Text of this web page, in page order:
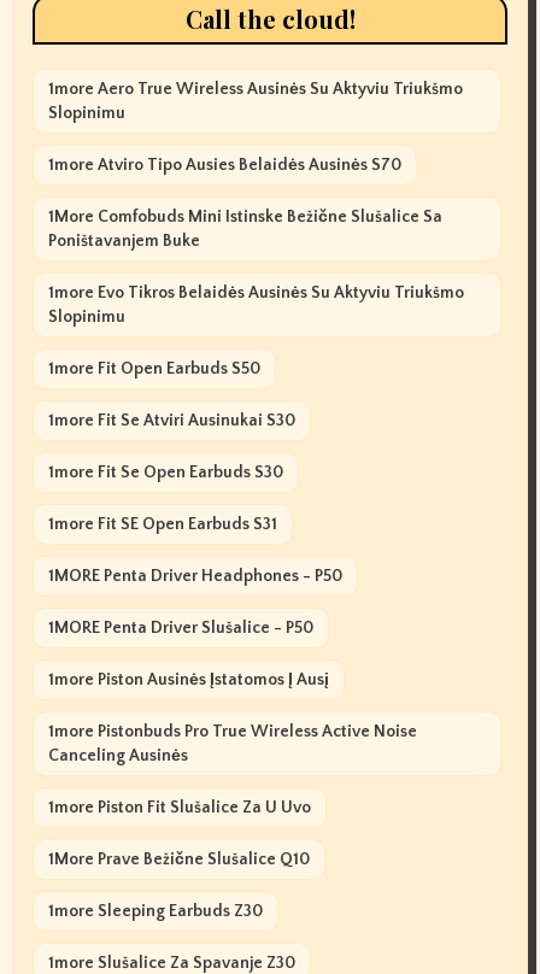
Call the cloud!
1more Aero True Wireless Ausinės Su Aktyviu Triukšmo
Slopinimu
1more Atviro Tipo Ausies Belaidės Ausinės S70
1More Comfobuds Mini Istinske Bežične Slušalice Sa
Poništavanjem Buke
1more Evo Tikros Belaidės Ausinės Su Aktyviu Triukšmo
Slopinimu
1more Fit Open Earbuds S50
1more Fit Se Atviri Ausinukai S30
1more Fit Se Open Earbuds S30
1more Fit SE Open Earbuds S31
1MORE Penta Driver Headphones - P50
1MORE Penta Driver Slušalice - P50
1more Piston Ausinės Įstatomos Į Ausį
1more Pistonbuds Pro True Wireless Active Noise
Canceling Ausinės
1more Piston Fit Slušalice Za U Uvo
1More Prave Bežične Slušalice Q10
1more Sleeping Earbuds Z30
1more Slušalice Za Spavanje Z30